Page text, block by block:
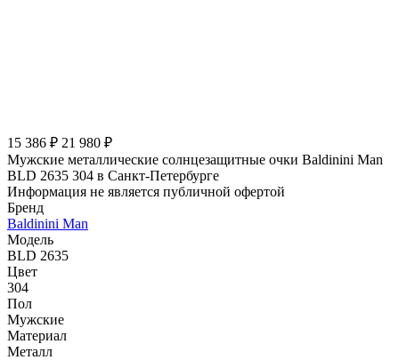
15 386 ₽ 21 980 ₽
Мужские металлические солнцезащитные очки Baldinini Man
BLD 2635 304 в Санкт-Петербурге
Информация не является публичной офертой
Бренд
Baldinini Man
Модель
BLD 2635
Цвет
304
Пол
Мужские
Материал
Металл